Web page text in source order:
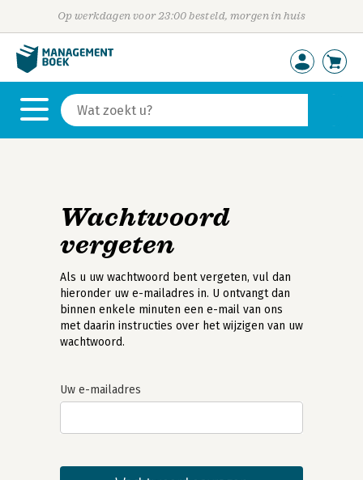
Op werkdagen voor 23:00 besteld, morgen in huis
Wachtwoord
vergeten
Als u uw wachtwoord bent vergeten, vul dan
hieronder uw e-mailadres in. U ontvangt dan
binnen enkele minuten een e-mail van ons
met daarin instructies over het wijzigen van uw
wachtwoord.
Uw e-mailadres